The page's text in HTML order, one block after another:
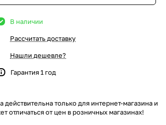
В наличии
Рассчитать доставку
Нашли дешевле?
Гарантия 1 год
действительна только для интернет-магазина и
отличаться от цен в розничных магазинах!